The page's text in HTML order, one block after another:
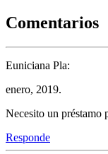
Comentarios
Euniciana Pla:
enero, 2019.
Necesito un préstamo
Responde